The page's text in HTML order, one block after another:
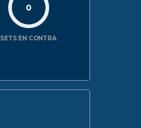
0
SETS EN CONTRA